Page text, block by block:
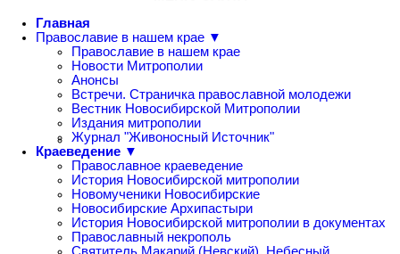
Главная
Православие в нашем крае ▼
Православие в нашем крае
Новости Митрополии
Анонсы
Встречи. Страничка православной молодежи
Вестник Новосибирской Митрополии
Издания митрополии
Журнал "Живоносный Источник"
Краеведение ▼
Православное краеведение
История Новосибирской митрополии
Новомученики Новосибирские
Новосибирские Архипастыри
История Новосибирской митрополии в документах
Православный некрополь